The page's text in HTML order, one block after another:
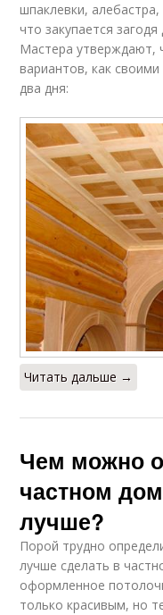
шпаклевки,
что закупается
Мастера утверждают,
вариантов, как
два дня:
Читать дальше →
Чем можно
частном
лучше?
Порой трудно
лучше сделать в
оформленное
только красивым, но